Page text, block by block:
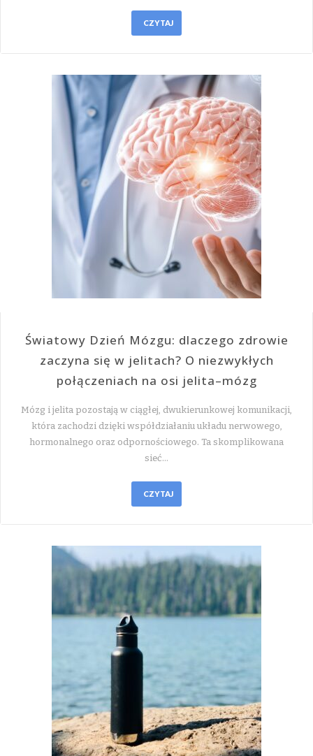
CZYTAJ
Światowy Dzień Mózgu: dlaczego zdrowie
zaczyna się w jelitach? O niezwykłych
połączeniach na osi jelita–mózg
Mózg i jelita pozostają w ciągłej, dwukierunkowej komunikacji,
która zachodzi dzięki współdziałaniu układu nerwowego,
hormonalnego oraz odpornościowego. Ta skomplikowana
sieć…
CZYTAJ